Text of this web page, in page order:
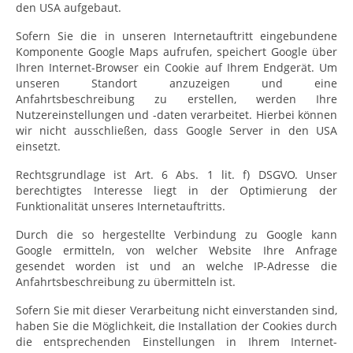
den USA aufgebaut.
Sofern Sie die in unseren Internetauftritt eingebundene
Komponente Google Maps aufrufen, speichert Google über
Ihren Internet-Browser ein Cookie auf Ihrem Endgerät. Um
unseren Standort anzuzeigen und eine
Anfahrtsbeschreibung zu erstellen, werden Ihre
Nutzereinstellungen und -daten verarbeitet. Hierbei können
wir nicht ausschließen, dass Google Server in den USA
einsetzt.
Rechtsgrundlage ist Art. 6 Abs. 1 lit. f) DSGVO. Unser
berechtigtes Interesse liegt in der Optimierung der
Funktionalität unseres Internetauftritts.
Durch die so hergestellte Verbindung zu Google kann
Google ermitteln, von welcher Website Ihre Anfrage
gesendet worden ist und an welche IP-Adresse die
Anfahrtsbeschreibung zu übermitteln ist.
Sofern Sie mit dieser Verarbeitung nicht einverstanden sind,
haben Sie die Möglichkeit, die Installation der Cookies durch
die entsprechenden Einstellungen in Ihrem Internet-